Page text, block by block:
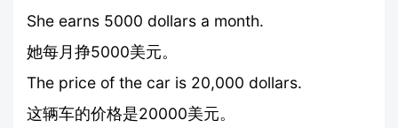
She earns 5000 dollars a month.
她每月挣5000美元。
The price of the car is 20,000 dollars.
这辆车的价格是20000美元。